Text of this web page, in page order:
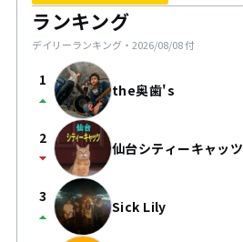
ランキング
デイリーランキング・ 2026/08/08付
1
arrow_drop_up the奥歯's
2
arrow_drop_down 仙台シティーキャッツ
3
arrow_drop_up Sick Lily